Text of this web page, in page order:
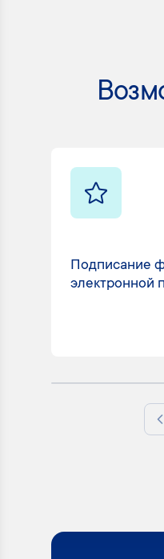
Подписание
электронной